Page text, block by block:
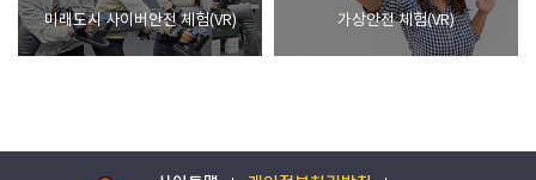
미래도시 사이버안전 체험(VR) 가상안전 체험(VR)